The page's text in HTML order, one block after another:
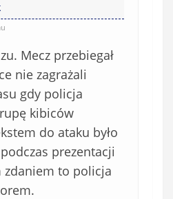
Mecz przebiegał
nie zagrażali
gdy policja
kibiców
do ataku było
prezentacji
zdaniem to policja